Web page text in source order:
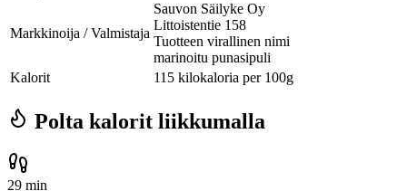
Markkinoija / Valmistaja
Sauvon Säilyke Oy
Littoistentie 158
Tuotteen virallinen nimi
marinoitu punasipuli
Kalorit
115 kilokaloria per 100g
Polta kalorit liikkumalla
29 min